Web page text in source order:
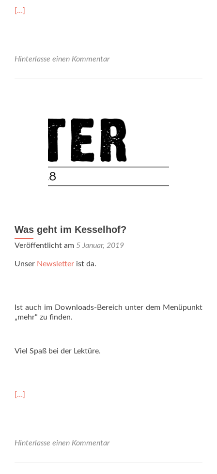
Read
<br>ab
[…]
Hinterlasse einen Kommentar
Was geht im Kesselhof?
Veröffentlicht am 5 Januar, 2019
Unser Newsletter ist da.
Ist auch im Downloads-Bereich unter dem Menüpunkt
„mehr“ zu finden.
Viel Spaß bei der Lektüre.
Read
im
[…]
Hinterlasse einen Kommentar